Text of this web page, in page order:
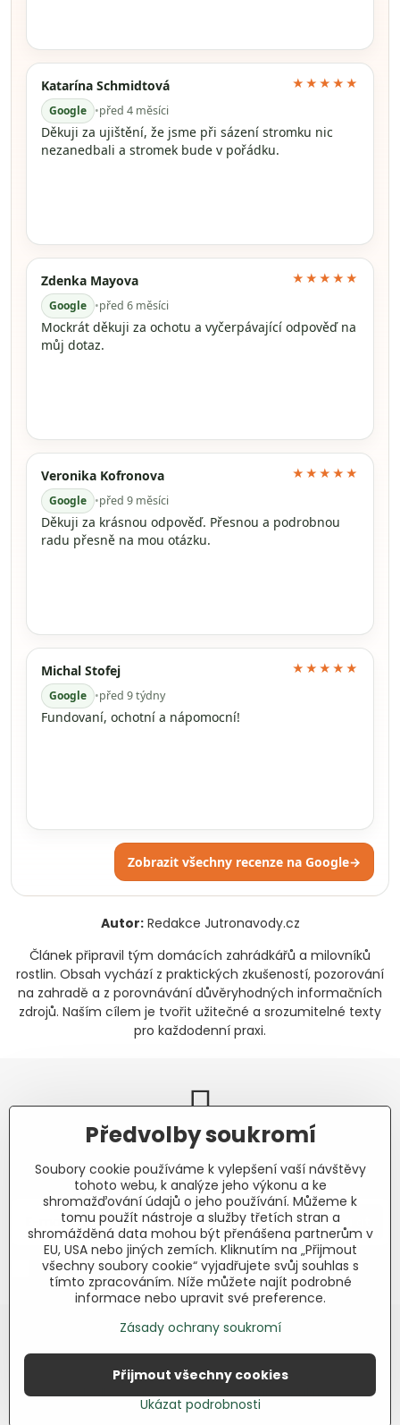
Katarína Schmidtová
Google •před 4 měsíci
★★★★★
Děkuji za ujištění, že jsme při sázení stromku nic
nezanedbali a stromek bude v pořádku.
Zdenka Mayova
Google •před 6 měsíci
★★★★★
Mockrát děkuji za ochotu a vyčerpávající odpověď na
můj dotaz.
Veronika Kofronova
Google •před 9 měsíci
★★★★★
Děkuji za krásnou odpověď. Přesnou a podrobnou
radu přesně na mou otázku.
Michal Stofej
Google •před 9 týdny
★★★★★
Fundovaní, ochotní a nápomocní!
Zobrazit všechny recenze na Google→
Autor:Redakce Jutronavody.cz
Článek připravil tým domácích zahrádkářů a milovníků
rostlin. Obsah vychází z praktických zkušeností, pozorování
na zahradě a z porovnávání důvěryhodných informačních
zdrojů. Naším cílem je tvořit užitečné a srozumitelné texty
pro každodenní praxi.
Newsletter
Odebírat naše novinky:
Odebírat
Chci se přihlásit k odběru novinek e-mailem.
©2026Copyright
Předvolby soukromíZásady ochrany soukromí
Vytvořeno systémem:ByznysWeb.cz
Předvolby soukromí
Soubory cookie používáme k vylepšení vaší návštěvy
tohoto webu, k analýze jeho výkonu a ke
shromažďování údajů o jeho používání. Můžeme k
tomu použít nástroje a služby třetích stran a
shromážděná data mohou být přenášena partnerům v
EU, USA nebo jiných zemích. Kliknutím na „Přijmout
všechny soubory cookie“ vyjadřujete svůj souhlas s
tímto zpracováním. Níže můžete najít podrobné
informace nebo upravit své preference.
Zásady ochrany soukromí
Ukázat podrobnosti
Přijmout všechny cookies